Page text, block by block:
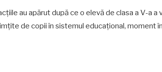
au apărut după ce o elevă de clasa a V-a
de copii în sistemul educațional, moment